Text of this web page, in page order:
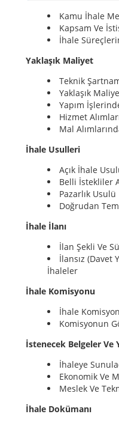
Kamu İhale
Kapsam Ve
İhale
Yaklaşık Maliyet
Teknik
Yaklaşık
Yapım
Hizmet
Mal
İhale Usulleri
Açık İhale
Belli İstekliler
Pazarlık Usulü
Doğrudan
İhale İlanı
İlan Şekli Ve
İlansız (Davet
İhaleler
İhale Komisyonu
İhale
Komisyonun
İstenecek Belgeler Ve
İhaleye
Ekonomik Ve
Meslek Ve
İhale Dokümanı